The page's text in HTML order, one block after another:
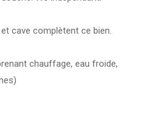
cave complètent ce bien.
chauffage, eau froide,